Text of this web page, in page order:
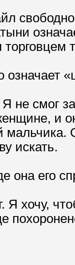
не смог
и
искать.
она его
Я хочу,